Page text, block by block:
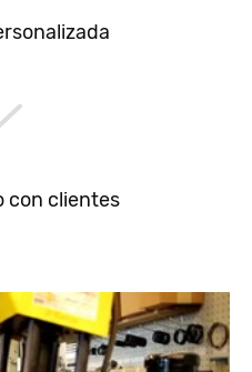
con clientes